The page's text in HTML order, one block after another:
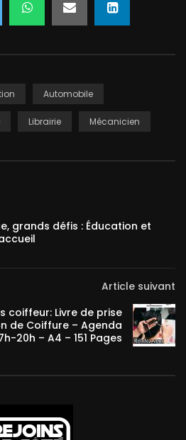
Automobile
Librairie Mécanicien
grands défis : Éducation et
Article suivant
coiffeur: Livre de prise
de Coiffure – Agenda
20h – A4 – 151 Pages